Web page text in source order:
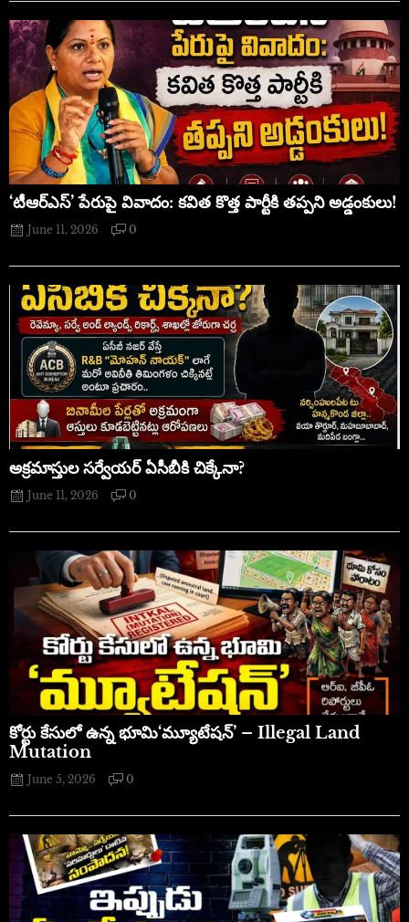
‘టీఆర్ఎస్’ పేరుపై వివాదం: కవిత కొత్త పార్టీకి తప్పని అడ్డంకులు!
June 11, 2026 0
అక్రమాస్తుల సర్వేయర్ ఏసీబీకి చిక్కేనా?
June 11, 2026 0
​కోర్టు కేసులో ఉన్న భూమి‘మ్యూటేషన్’ – Illegal Land
Mutation
June 5, 2026 0